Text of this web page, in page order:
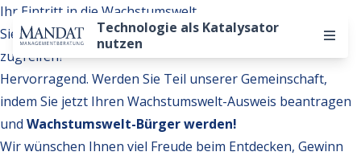
Technologie als Katalysator
nutzen
Ihr Eintritt in die Wachstumswelt
Sie möchten auf weitere Inhalte der Wachstumswelt
zugreifen?
Hervorragend. Werden Sie Teil unserer Gemeinschaft,
indem Sie jetzt Ihren Wachstumswelt-Ausweis beantragen
und Wachstumswelt-Bürger werden!
Wir wünschen Ihnen viel Freude beim Entdecken, Gewinn